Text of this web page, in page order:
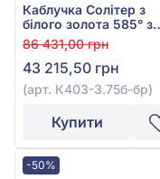
Каблучка Солітер з
білого золота 585° з
діамантом 0,23ct, арт.
К403-3.75б-бр
86 431,00 грн
43 215,50 грн
(арт. К403-3.75б-бр)
Купити
-50%